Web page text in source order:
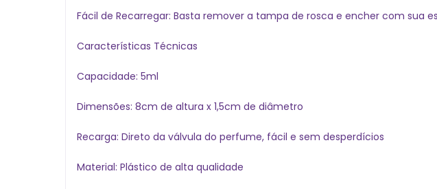
Fácil de Recarregar: Basta remover a tampa de rosca e encher com sua
Características Técnicas
Capacidade: 5ml
Dimensões: 8cm de altura x 1,5cm de diâmetro
Recarga: Direto da válvula do perfume, fácil e sem desperdícios
Material: Plástico de alta qualidade